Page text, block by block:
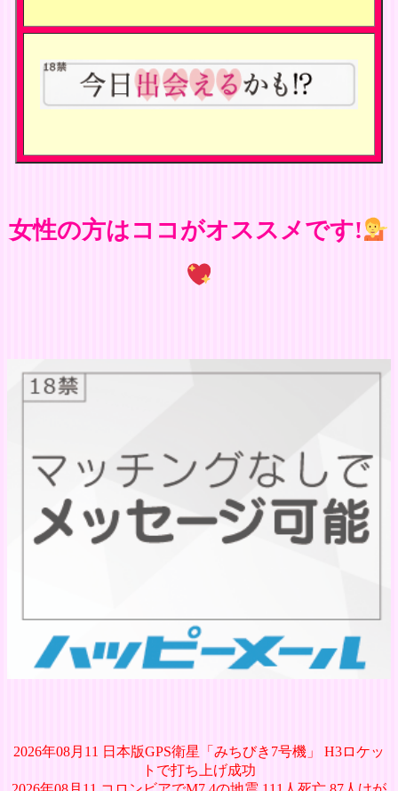
女性の方はココがオススメです!
2026年08月11 日本版GPS衛星「みちびき7号機」 H3ロケッ
トで打ち上げ成功